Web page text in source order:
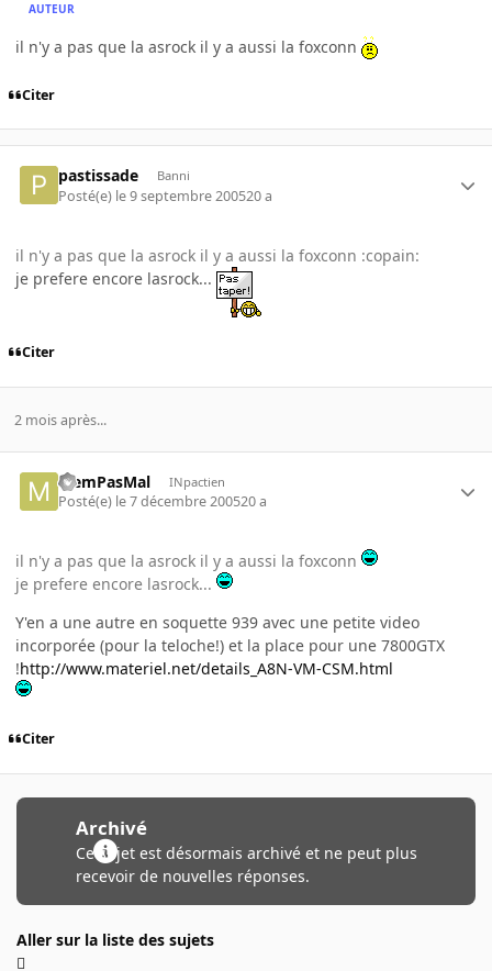
AUTEUR
il n'y a pas que la asrock il y a aussi la foxconn
Citer
pastissade Banni
Posté(e) le 9 septembre 200520 a
il n'y a pas que la asrock il y a aussi la foxconn :copain:
je prefere encore lasrock...
Citer
2 mois après...
MemPasMal INpactien
Posté(e) le 7 décembre 200520 a
il n'y a pas que la asrock il y a aussi la foxconn
je prefere encore lasrock...
Y'en a une autre en soquette 939 avec une petite video
incorporée (pour la teloche!) et la place pour une 7800GTX
!http://www.materiel.net/details_A8N-VM-CSM.html
Citer
Archivé
Ce sujet est désormais archivé et ne peut plus
recevoir de nouvelles réponses.
Aller sur la liste des sujets